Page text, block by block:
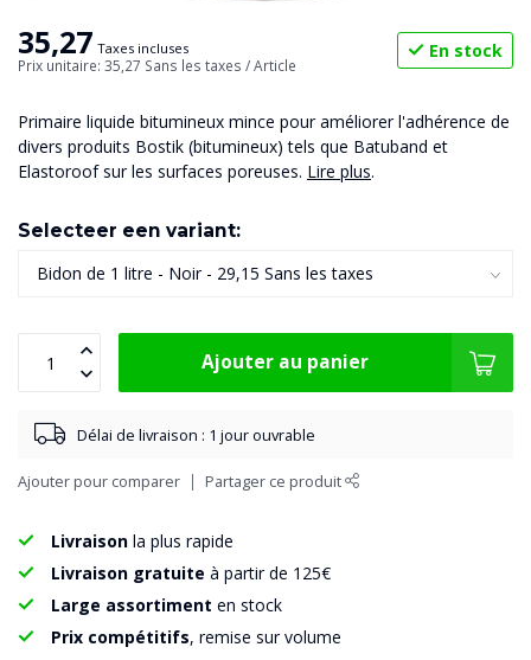
35,27 Taxes incluses
Prix unitaire: 35,27 Sans les taxes / Article
En stock
Primaire liquide bitumineux mince pour améliorer l'adhérence de
divers produits Bostik (bitumineux) tels que Batuband et
Elastoroof sur les surfaces poreuses. Lire plus.
Selecteer een variant:
Ajouter au panier
Délai de livraison : 1 jour ouvrable
Ajouter pour comparer Partager ce produit
Livraison la plus rapide
Livraison gratuite à partir de 125€
Large assortiment en stock
Prix compétitifs, remise sur volume